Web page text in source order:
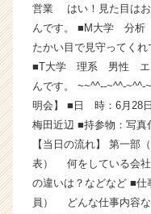
成
長
企
ス
カ
ウ
ト
が
届
営業 はい！見た目はお
んです。 ■M大学 分
たかい目で見守ってくれ
■T大学 理系 男性 エ
んです。 ~~^^--~^^-~^^-
明会】 ■日 時：6月28
梅田近辺 ■持参物：写
【当日の流れ】 第一部
表） 何をしている会社
の違いは？などなど ■仕
員） どんな仕事内容な